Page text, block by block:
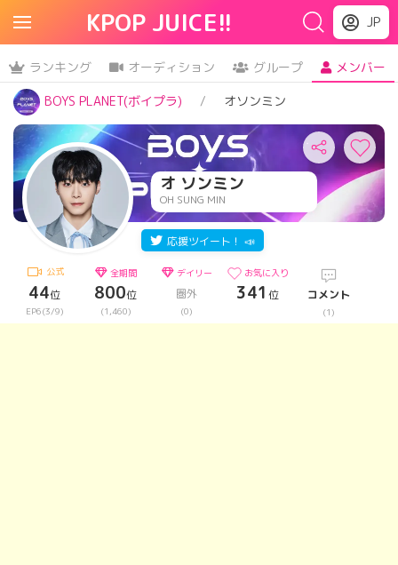
KPOP JUICE!! JP
ランキング オーディション グループ
メンバー
BOYS PLANET(ボイプラ)
オソンミン
オ ソンミン
OH SUNG MIN
応援ツイート！ 📣
公式
44位
EP6(3/9)
全期間
800位
(1,460)
デイリー
圏外
(0)
お気に入り
341 位 コメント
(1)